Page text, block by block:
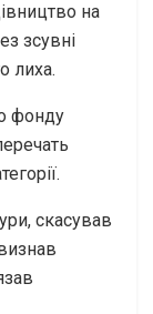
на
зсувні
лиха.
фонду
скасував